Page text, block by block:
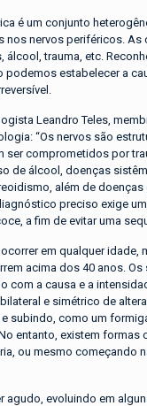
é um conjunto
nos nervos periféricos. As
álcool, trauma, etc.
podemos estabelecer a
Leandro Teles,
“Os nervos são
ser comprometidos por
de álcool, doenças
além de doenças
preciso exige
a fim de evitar uma
em qualquer idade,
acima dos 40 anos. Os
com a causa e a
e simétrico de
subindo, como um
entanto, existem formas
ou mesmo começando
agudo, evoluindo em